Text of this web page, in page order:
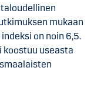
mukaan
on noin 6,5.
koostuu useasta